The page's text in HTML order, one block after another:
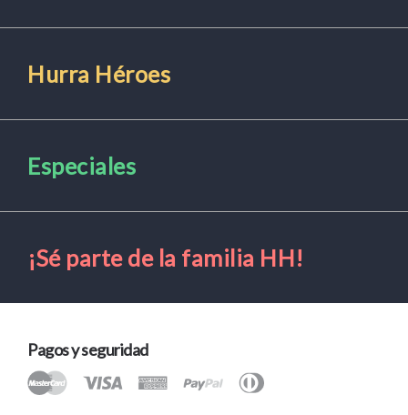
Hurra Héroes
Especiales
¡Sé parte de la familia HH!
Pagos y seguridad